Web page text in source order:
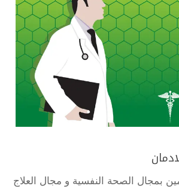
بمجال الصحة النفسية و مجال العلاج